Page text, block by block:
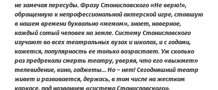
не замечая пересуды. Фразу Станиславского «Не верю!»,
обращенную к непрофессиональной актерской игре, ставшую
в нашем времени буквально «мемом», знает, наверное,
каждый сотый человек на земле. Систему Станиславского
изучают во всех театральных вузах и школах, и с годами,
кажется, популярность ее только возрастает. Уж сколько
раз предрекали смерть театру, уверяя, что его «выжмет»
телевидение, кино, гаджеты… Но – нет! Сегодняшний театр
живет и развивается, держась, в том числе на жестком
каркасе, под названием «система Станиславского».